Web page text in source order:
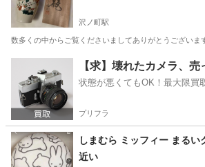
沢ノ町駅
数多くの中からご覧くださいましてありがとうござい
沢ノ町駅 インテリア雑貨/小物
【求】壊れたカメラ、
状態が悪くてもOK！最大限買
プリフラ
しまむら ミッフィー まるい
近い